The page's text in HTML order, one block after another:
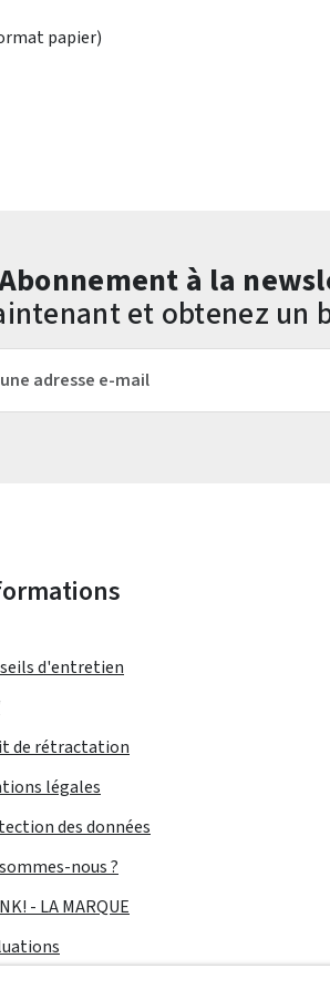
papier)
à la
et obtenez un
d'entretien
de rétractation
légales
des données
nous ?
- LA MARQUE